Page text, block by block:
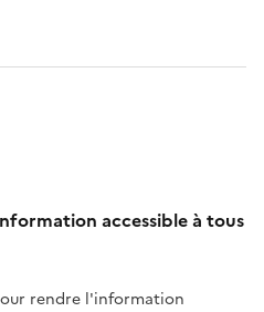
accessible à tous
rendre l'information